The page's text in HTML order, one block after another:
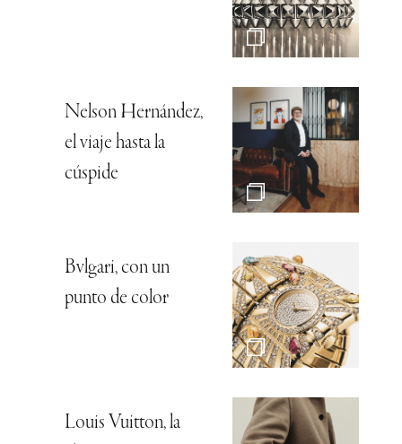
Nelson Hernández,
el viaje hasta la
cúspide
Bvlgari, con un
punto de color
Louis Vuitton, la